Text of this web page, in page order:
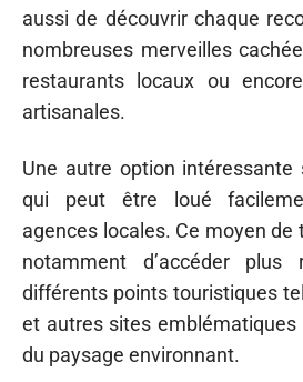
aussi de découvrir chaque
nombreuses merveilles
restaurants locaux ou
artisanales.
Une autre option intéressante
qui peut être loué
agences locales. Ce moyen
notamment d’accéder plus
différents points touristiques
et autres sites
du paysage environnant.